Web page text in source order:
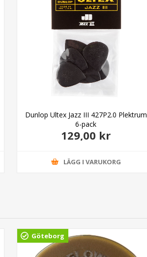
Dunlop Ultex Jazz III 427P2.0 Plektrum
6-pack
129,00 kr
LÄGG I VARUKORG
Göteborg